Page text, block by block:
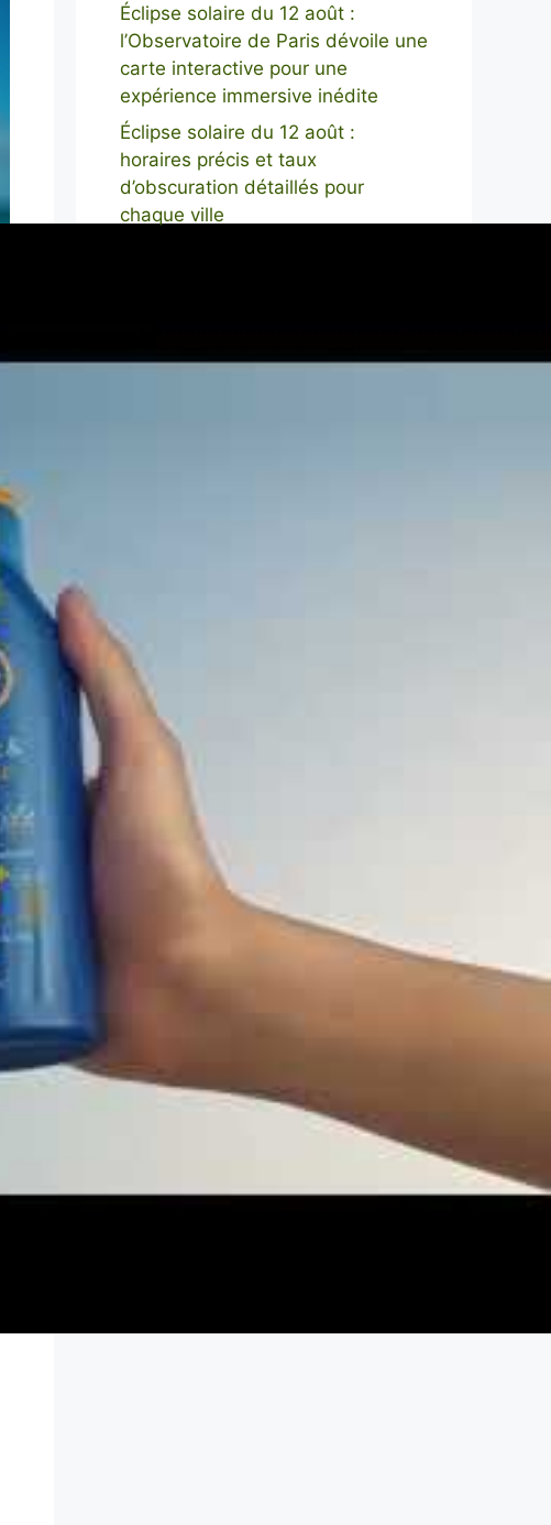
Éclipse solaire du 12 août :
l’Observatoire de Paris dévoile une
carte interactive pour une
expérience immersive inédite
Éclipse solaire du 12 août :
horaires précis et taux
d’obscuration détaillés pour
chaque ville